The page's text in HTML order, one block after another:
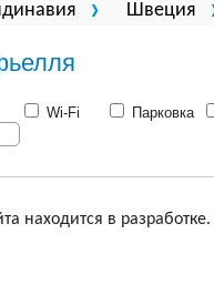
Швеция
Wi-Fi Парковка
находится в разработке.